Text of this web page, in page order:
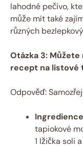
lahodné pečivo,
může mít také
různých
Otázka 3:
recept na listové
Odpověď:
tapiokové
1 lžička soli